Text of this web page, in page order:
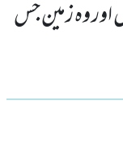
وہ زمین جس